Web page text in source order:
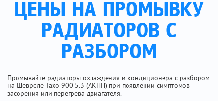
ЦЕНЫ НА ПРОМЫВКУ
РАДИАТОРОВ С
РАЗБОРОМ
Промывайте радиаторы охлаждения и кондиционера с разбором
на Шевроле Тахо 900 5.3 (АКПП) при появлении симптомов
засорения или перегрева двиагателя.